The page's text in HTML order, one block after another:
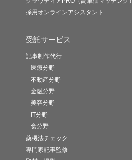
採用オンラインアシスタント
受託サービス
記事制作代行
医療分野
不動産分野
金融分野
美容分野
IT分野
食分野
薬機法チェック
専門家記事監修